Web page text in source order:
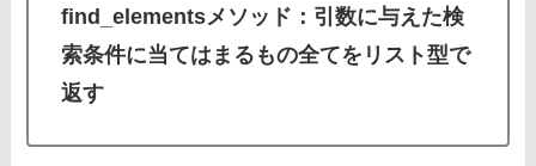
find_elementsメソッド：引数に与えた検
索条件に当てはまるもの全てをリスト型で
返す